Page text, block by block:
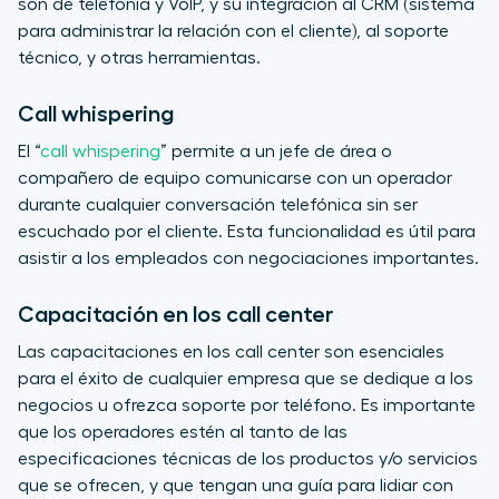
son de telefonía y VoIP, y su integración al CRM (sistema
para administrar la relación con el cliente), al soporte
técnico, y otras herramientas.
Call whispering
El “call whispering” permite a un jefe de área o
compañero de equipo comunicarse con un operador
durante cualquier conversación telefónica sin ser
escuchado por el cliente. Esta funcionalidad es útil para
asistir a los empleados con negociaciones importantes.
Capacitación en los call center
Las capacitaciones en los call center son esenciales
para el éxito de cualquier empresa que se dedique a los
negocios u ofrezca soporte por teléfono. Es importante
que los operadores estén al tanto de las
especificaciones técnicas de los productos y/o servicios
que se ofrecen, y que tengan una guía para lidiar con